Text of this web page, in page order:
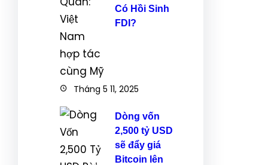
Có Hồi Sinh
FDI?
Tháng 5 11, 2025
Dòng vốn
2,500 tỷ USD
sẽ đẩy giá
Bitcoin lên